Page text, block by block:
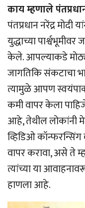
काय म्हणाले
पंतप्रधान नरेंद्र मोदी
युद्धाच्या
केले. आपल्याकडे
जागतिकि संकटाचा
त्यामुळे आपण
कमी वापर केला
आहे, तेथील लोकांनी
व्हिडिओ कॉन्फरन्सिंग
वापर करावा, असे ते
त्यांच्या या
हाणला आहे.